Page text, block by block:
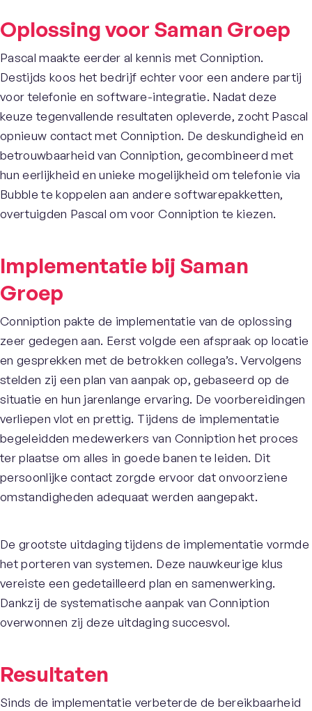
Oplossing voor Saman Groep
Pascal maakte eerder al kennis met Conniption.
Destijds koos het bedrijf echter voor een andere partij
voor telefonie en software-integratie. Nadat deze
keuze tegenvallende resultaten opleverde, zocht Pascal
opnieuw contact met Conniption. De deskundigheid en
betrouwbaarheid van Conniption, gecombineerd met
hun eerlijkheid en unieke mogelijkheid om telefonie via
Bubble te koppelen aan andere softwarepakketten,
overtuigden Pascal om voor Conniption te kiezen.
Implementatie bij Saman
Groep
Conniption pakte de implementatie van de oplossing
zeer gedegen aan. Eerst volgde een afspraak op locatie
en gesprekken met de betrokken collega’s. Vervolgens
stelden zij een plan van aanpak op, gebaseerd op de
situatie en hun jarenlange ervaring. De voorbereidingen
verliepen vlot en prettig. Tijdens de implementatie
begeleidden medewerkers van Conniption het proces
ter plaatse om alles in goede banen te leiden. Dit
persoonlijke contact zorgde ervoor dat onvoorziene
omstandigheden adequaat werden aangepakt.
De grootste uitdaging tijdens de implementatie vormde
het porteren van systemen. Deze nauwkeurige klus
vereiste een gedetailleerd plan en samenwerking.
Dankzij de systematische aanpak van Conniption
overwonnen zij deze uitdaging succesvol.
Resultaten
Sinds de implementatie verbeterde de bereikbaarheid